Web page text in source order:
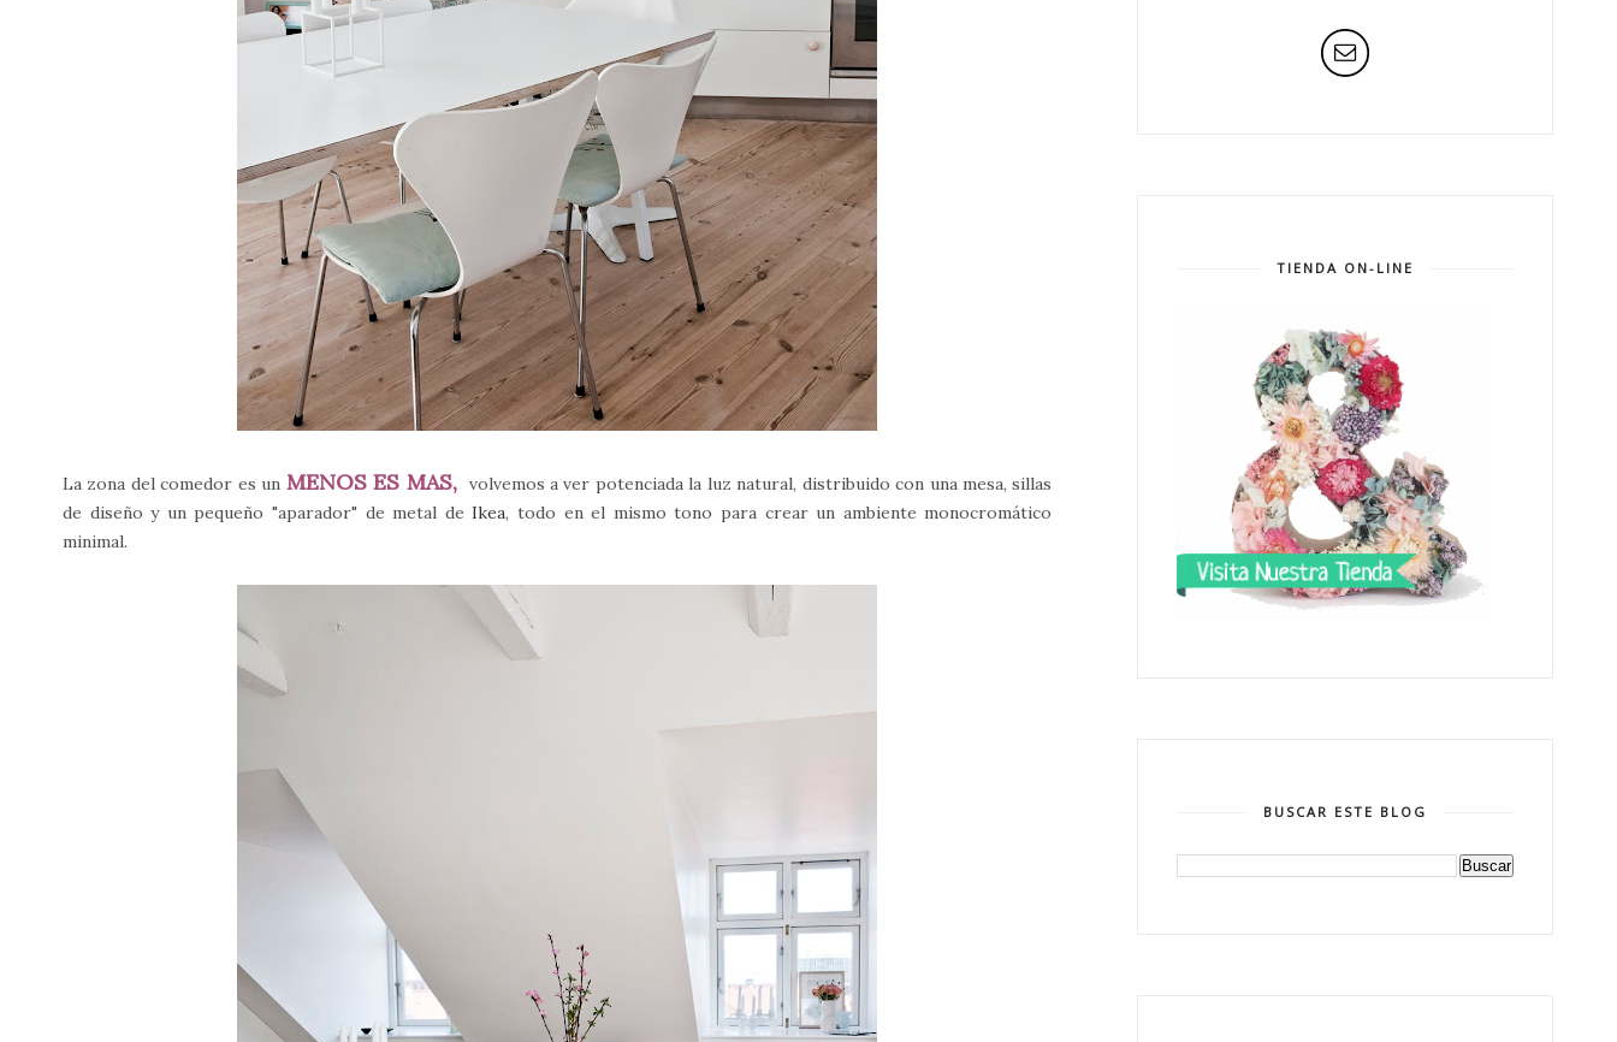
La zona del comedor es un MENOS ES MAS, volvemos a ver potenciada la luz natural, distribuido con una mesa, sillas
de diseño y un pequeño "aparador" de metal deIkea, todo en el mismo tono para crear un ambiente monocromático
minimal.
TIENDA ON-LINE
BUSCAR ESTE BLOG